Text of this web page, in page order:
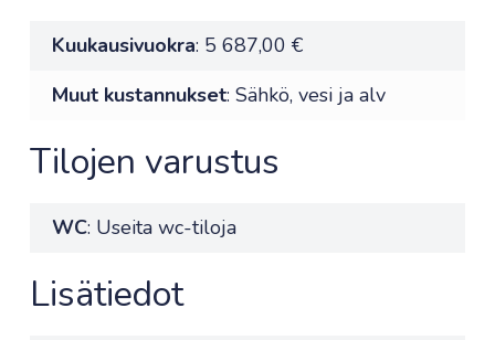
Kuukausivuokra: 5 687,00 €
Muut kustannukset: Sähkö, vesi ja alv
Tilojen varustus
WC: Useita wc-tiloja
Lisätiedot